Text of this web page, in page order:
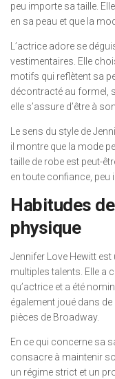
peu importe sa taille.
en sa peau et que la
L’actrice adore se
vestimentaires. Elle
motifs qui reflètent sa
décontracté au formel,
elle s’assure d’être à
Le sens du style de
il montre que la mode
taille de robe est peut-
en toute confiance, peu
Habitudes
physique
Jennifer Love Hewitt
multiples talents. Elle a
qu’actrice et a été
également joué dans
pièces de Broadway.
En ce qui concerne sa
consacre à maintenir
un régime strict et un